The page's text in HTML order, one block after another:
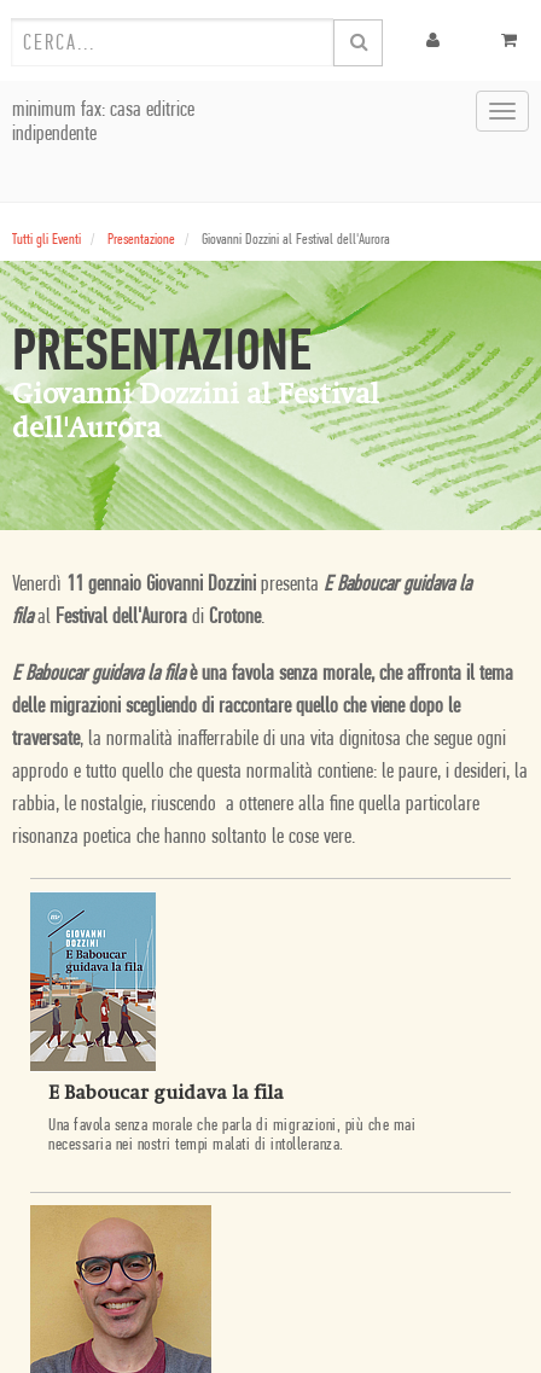
minimum fax: casa editrice
indipendente
Tutti gli Eventi Presentazione Giovanni Dozzini al Festival dell'Aurora
PRESENTAZIONE
Giovanni Dozzini al Festival
dell'Aurora
Venerdì 11 gennaio Giovanni Dozzini presenta E Baboucar guidava la
filaal Festival dell'Aurora di Crotone.
E Baboucar guidava la filaè una favola senza morale, che affronta il tema
delle migrazioni scegliendo di raccontare quello che viene dopo le
traversate, la normalità inafferrabile di una vita dignitosa che segue ogni
approdo e tutto quello che questa normalità contiene: le paure, i desideri, la
rabbia, le nostalgie, riuscendo a ottenere alla fine quella particolare
risonanza poetica che hanno soltanto le cose vere.
E Baboucar guidava la fila
Una favola senza morale che parla di migrazioni, più che mai
necessaria nei nostri tempi malati di intolleranza.